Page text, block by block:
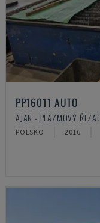
PP16011 AUTO
AJAN - PLAZMOVÝ
POLSKO 2016